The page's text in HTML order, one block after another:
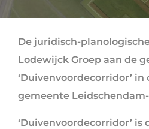
De juridisch-
Lodewijck Groep aan de
‘Duivenvoordecorridor’
gemeente
‘Duivenvoordecorridor’ is